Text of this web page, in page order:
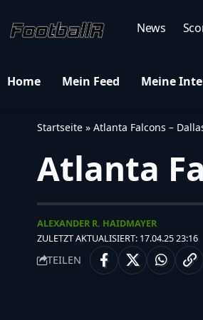
News
Home Mein Feed Meine
Startseite » Atlanta Falcons –
Atlanta
ZULETZT AKTUALISIERT: 17.04.25 23:16
ALEXANDER R. HAIDMAYER
TEILEN